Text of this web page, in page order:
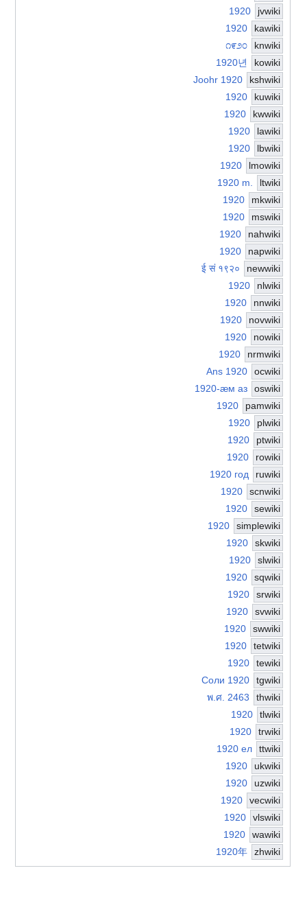
jvwiki
1920
kawiki
1920
knwiki
೧೯೨೦
kowiki
1920년
kshwiki
Joohr 1920
kuwiki
1920
kwwiki
1920
lawiki
1920
lbwiki
1920
lmowiki
1920
ltwiki
1920 m.
mkwiki
1920
mswiki
1920
nahwiki
1920
napwiki
1920
newwiki
ई सं १९२०
nlwiki
1920
nnwiki
1920
novwiki
1920
nowiki
1920
nrmwiki
1920
ocwiki
Ans 1920
oswiki
1920-æм аз
pamwiki
1920
plwiki
1920
ptwiki
1920
rowiki
1920
ruwiki
1920 год
scnwiki
1920
sewiki
1920
simplewiki
1920
skwiki
1920
slwiki
1920
sqwiki
1920
srwiki
1920
svwiki
1920
swwiki
1920
tetwiki
1920
tewiki
1920
tgwiki
Соли 1920
thwiki
พ.ศ. 2463
tlwiki
1920
trwiki
1920
ttwiki
1920 ел
ukwiki
1920
uzwiki
1920
vecwiki
1920
vlswiki
1920
wawiki
1920
zhwiki
1920年